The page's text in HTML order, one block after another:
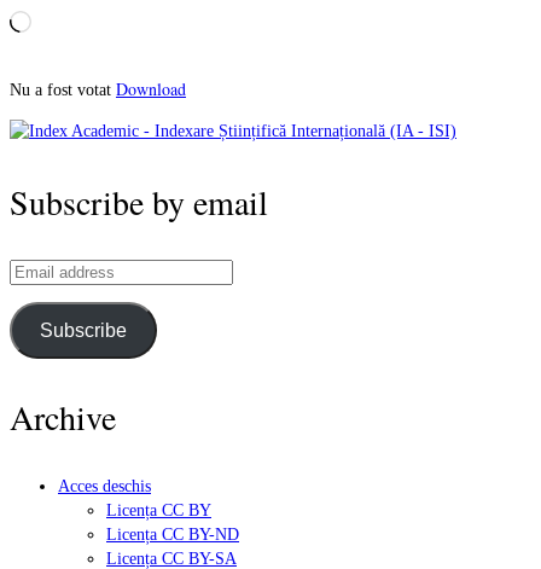
Încarc...
Nu a fost votat Download
Subscribe by email
Email
Subscribe
Archive
Acces deschis
Licența CC BY
Licența CC BY-ND
Licența CC BY-SA